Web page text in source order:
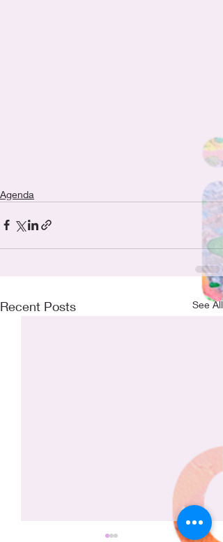
Agenda
Recent Posts See All